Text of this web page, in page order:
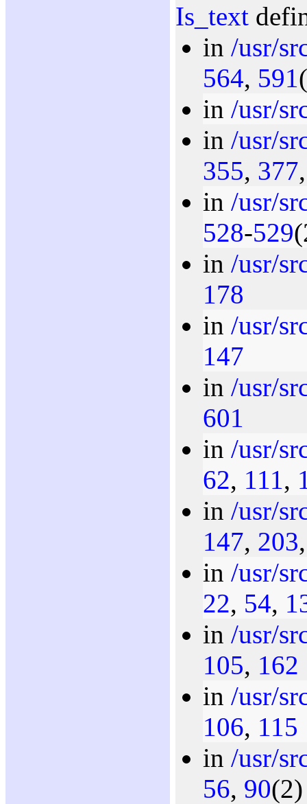
Is_text
in /usr/
564, 591
in /usr/
in /usr/
355, 377
in /usr/
528-529
in /usr/
178
in /usr/
147
in /usr/
601
in /usr/
62, 111,
in /usr/
147, 203
in /usr/
22, 54,
in /usr/
105, 162
in /usr/
106, 115
in /usr/
56, 90(2)